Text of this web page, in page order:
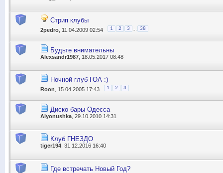
Стрип клубы
2pedro , 11.04.2009 02:54 1 2 3 38
Будьте внимательны
Alexsandr1987 , 18.05.2017 08:48
Ночной глуб ГОА :)
Roon , 15.04.2005 17:43 1 2 3
Диско бары Одесса
Alyonushka , 29.10.2010 14:31
Клуб ГНЕЗДО
tiger194 , 31.12.2016 16:40
Где встречать Новый Год?